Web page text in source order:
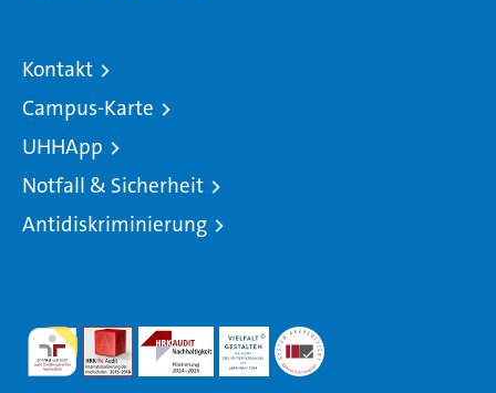
Kontakt
Campus-Karte
UHHApp
Notfall & Sicherheit
Antidiskriminierung